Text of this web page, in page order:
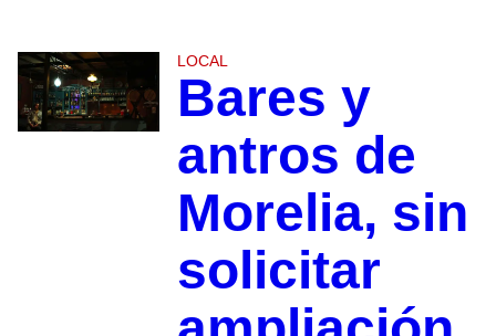
LOCAL
Bares y
antros de
Morelia, sin
solicitar